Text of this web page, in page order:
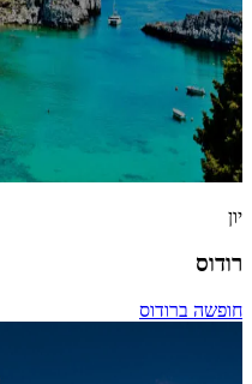
יון
רודוס
חופשה ברודוס